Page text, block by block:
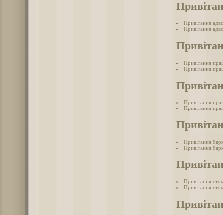
Привітання
Привітання
Привітання
Привітання
Привітання
Привітання
Привітання
Привітання
Привітання
Привітання